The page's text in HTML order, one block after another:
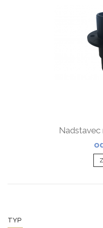
Nadstavec
TYP